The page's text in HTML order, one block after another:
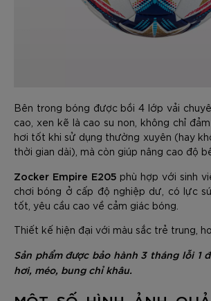
Bên trong bóng được bồi 4 lớp vải
cao, xen kẽ là cao su non, không chỉ
hơi tốt khi sử dụng thường xuyên (hay
thời gian dài), mà còn giúp nâng cao độ
Zocker Empire E205 phù hợp với sinh
chơi bóng ở cấp độ nghiệp dư, có lực
tốt, yêu cầu cao về cảm giác bóng.
Thiết kế hiện đại với màu sắc trẻ trung,
Sản phẩm được bảo hành 3 tháng lỗi 1
hơi, méo, bung chỉ khâu.